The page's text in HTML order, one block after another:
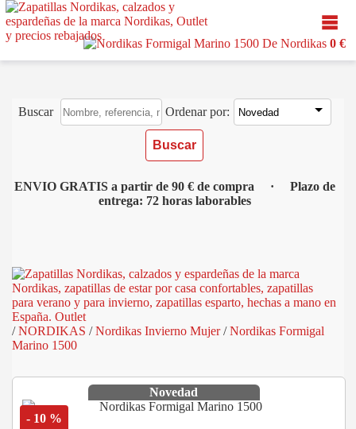
0 €
Buscar Ordenar por:
ENVIO GRATIS a partir de 90 € de compra · Plazo de
entrega: 72 horas laborables
/NORDIKAS /Nordikas Invierno Mujer/Nordikas Formigal
Marino 1500
Novedad
- 10 %